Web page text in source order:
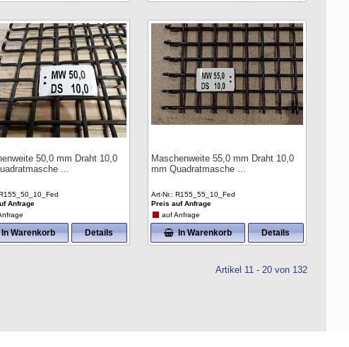
50,0 mm Draht 10,0
R155_50_10_Fed
Anfrage
In Warenkorb Details
Maschenweite 55,0 mm Draht 10,0
mm Quadratmasche
Art-Nr.
R155_55_10_Fed
Preis auf Anfrage
auf Anfrage
In Warenkorb Details
Artikel 11 - 20 von 132